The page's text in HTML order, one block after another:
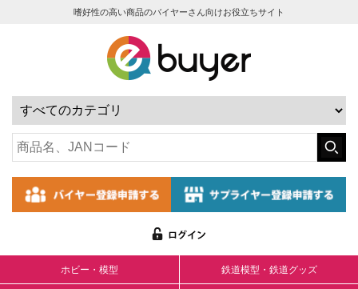
嗜好性の高い商品のバイヤーさん向けお役立ちサイト
ホビー・模型 鉄道模型・鉄道グッズ